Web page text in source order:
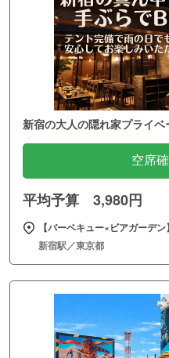
新宿の大人の隠れ家プライ
空席
平均予算 3,980円
【バーベキュー×ビアガーデ
新宿駅／東京都